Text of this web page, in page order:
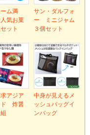
ム満
気お菓
ット
サン・ダルフォ
ー ミニジャム
３個セット
アジア
ド 炸醤
中身が見えるメ
ッシュバッグイ
ンバッグ